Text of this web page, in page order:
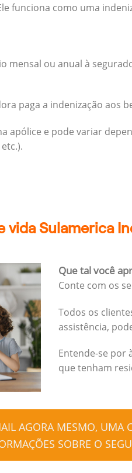
funciona como uma
mensal ou anual à
paga a indenização aos
apólice e pode variar
vida Sulamerica
Que tal você
Conte com os
Todos os
assistência,
Entende-se por
que tenham
AGORA MESMO, UMA
SOBRE O